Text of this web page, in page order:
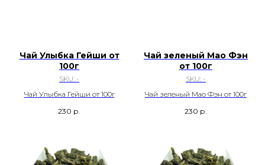
Чай Улыбка Гейши от
100г
SKU: -
Чай Улыбка Гейши от 100г
230 р.
Чай зеленый Мао Фэн
от 100г
SKU: -
Чай зеленый Мао Фэн от 100г
230 р.